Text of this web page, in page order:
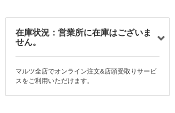
在庫状況：営業所に在庫はございま
せん。
マルツ全店でオンライン注文&店頭受取りサービ
スをご利用いただけます。